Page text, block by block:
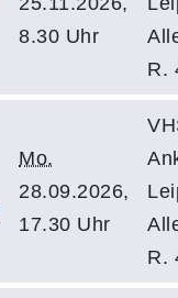
8.30 Uhr
R.
Mo.
28.09.2026,
17.30 Uhr
R.